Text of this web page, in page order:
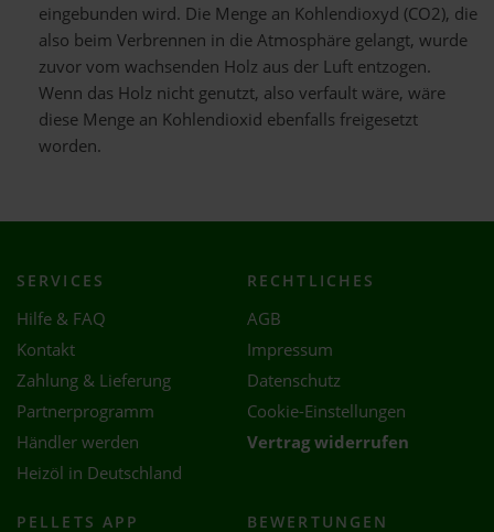
eingebunden wird. Die Menge an Kohlendioxyd (CO2), die
also beim Verbrennen in die Atmosphäre gelangt, wurde
zuvor vom wachsenden Holz aus der Luft entzogen.
Wenn das Holz nicht genutzt, also verfault wäre, wäre
diese Menge an Kohlendioxid ebenfalls freigesetzt
worden.
SERVICES
Hilfe & FAQ
Kontakt
Zahlung & Lieferung
Partnerprogramm
Händler werden
Heizöl in Deutschland
RECHTLICHES
AGB
Impressum
Datenschutz
Cookie-Einstellungen
Vertrag widerrufen
PELLETS APP BEWERTUNGEN